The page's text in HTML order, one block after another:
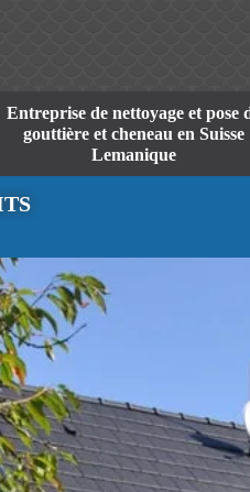
Entreprise de nettoyage et pose
gouttière et cheneau en Suisse
Lemanique